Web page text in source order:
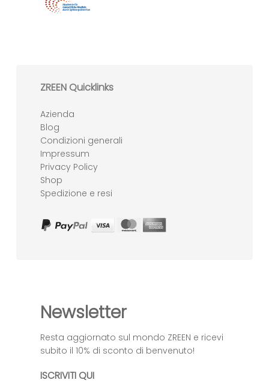
ZREEN Quicklinks
Azienda
Blog
Condizioni generali
Impressum
Privacy Policy
Shop
Spedizione e resi
Newsletter
Resta aggiornato sul mondo ZREEN e ricevi
subito il 10% di sconto di benvenuto!
ISCRIVITI QUI